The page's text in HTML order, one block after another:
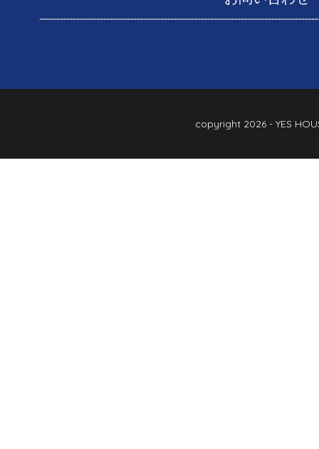
copyright 2026 - YES